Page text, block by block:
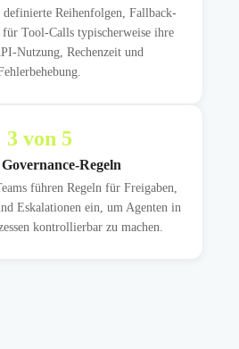
Reihenfolgen, Fallback-
Tool-Calls typischerweise ihre
Nutzung, Rechenzeit und
3von 5
Regeln
führen Regeln für Freigaben,
Eskalationen ein, um Agenten in
kontrollierbar zu machen.